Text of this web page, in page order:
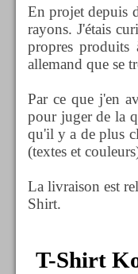
En projet depuis
rayons. J'étais
propres
allemand que se
Par ce que j'en
pour juger de la
qu'il y a de plus
(textes et
La livraison est
Shirt.
T-Shirt